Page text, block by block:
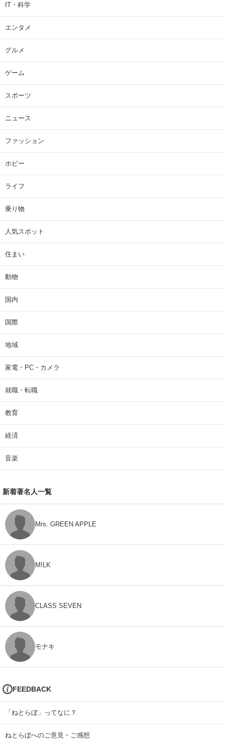
IT・科学
エンタメ
グルメ
ゲーム
スポーツ
ニュース
ファッション
ホビー
ライフ
乗り物
人気スポット
住まい
動物
国内
国際
地域
家電・PC・カメラ
就職・転職
教育
経済
音楽
新着著名人一覧
Mrs. GREEN APPLE
M!LK
CLASS SEVEN
モナキ
FEEDBACK
「ねとらぼ」ってなに？
ねとらぼへのご意見・ご感想